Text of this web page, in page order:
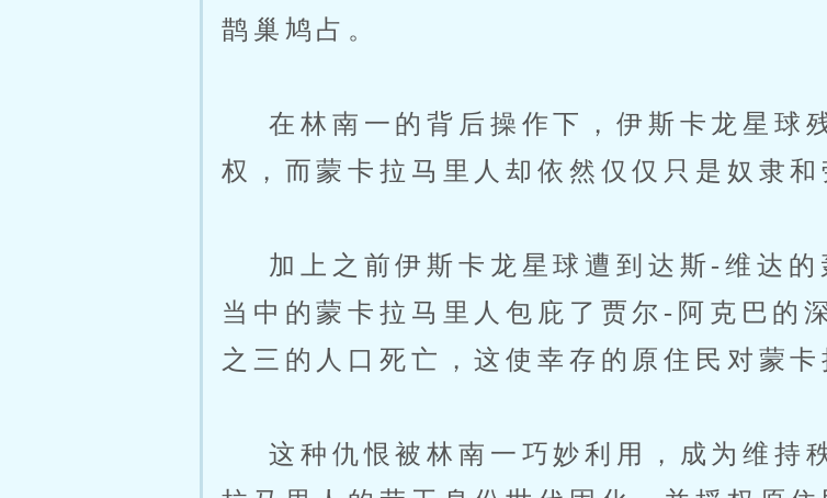
鹊巢鸠占。
在林南一的背后操作下，伊斯卡龙星球
权，而蒙卡拉马里人却依然仅仅只是奴隶和
加上之前伊斯卡龙星球遭到达斯-维达的
当中的蒙卡拉马里人包庇了贾尔-阿克巴的
之三的人口死亡，这使幸存的原住民对蒙
这种仇恨被林南一巧妙利用，成为维持